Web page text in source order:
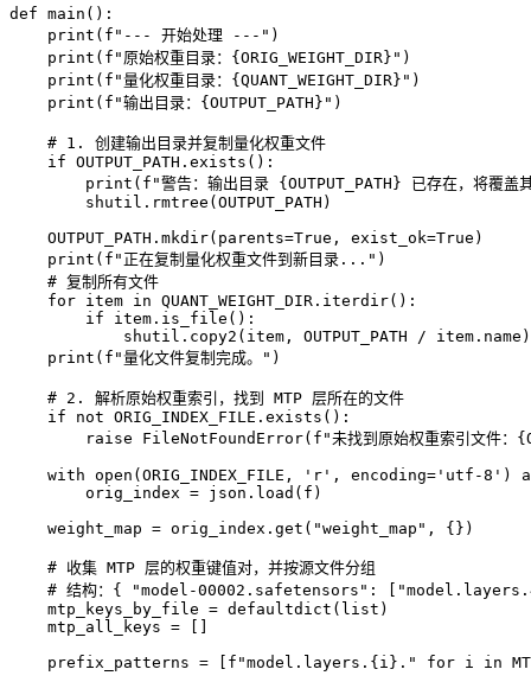
def main():
    print(f"--- 开始处理 ---")
    print(f"原始权重目录：{ORIG_WEIGHT_DIR}")
    print(f"量化权重目录：{QUANT_WEIGHT_DIR}")
    print(f"输出目录：{OUTPUT_PATH}")
    # 1. 创建输出目录并复制量化权重文件
    if OUTPUT_PATH.exists():
print(f"警告：输出目录 {OUTPUT_PATH} 已存在，将覆盖
        shutil.rmtree(OUTPUT_PATH)
    OUTPUT_PATH.mkdir(parents=True, exist_ok=True)
    print(f"正在复制量化权重文件到新目录...")
    # 复制所有文件
    for item in QUANT_WEIGHT_DIR.iterdir():
        if item.is_file():
            shutil.copy2(item, OUTPUT_PATH / item.name)
    print(f"量化文件复制完成。")
    # 2. 解析原始权重索引，找到 MTP 层所在的文件
    if not ORIG_INDEX_FILE.exists():
raise FileNotFoundError(f"未找到原始权重索引文件
with open(ORIG_INDEX_FILE, 'r', encoding='utf-8')
        orig_index = json.load(f)
    weight_map = orig_index.get("weight_map", {})
    # 收集 MTP 层的权重键值对，并按源文件分组
# 结构：{ "model-00002.safetensors":
    mtp_keys_by_file = defaultdict(list)
    mtp_all_keys = []
prefix_patterns = [f"model.layers.{i}." for i in